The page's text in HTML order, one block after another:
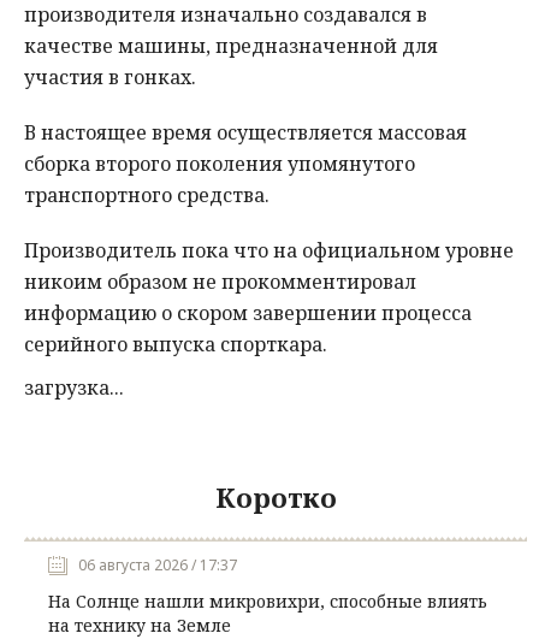
производителя изначально создавался в
качестве машины, предназначенной для
участия в гонках.
В настоящее время осуществляется массовая
сборка второго поколения упомянутого
транспортного средства.
Производитель пока что на официальном уровне
никоим образом не прокомментировал
информацию о скором завершении процесса
серийного выпуска спорткара.
загрузка...
Коротко
06 августа 2026 / 17:37
На Солнце нашли микровихри, способные влиять
на технику на Земле